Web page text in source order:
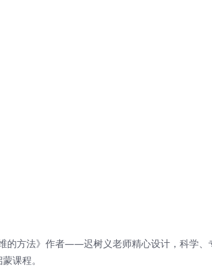
的方法》作者——迟树义老师精心设计，科学、
课程。